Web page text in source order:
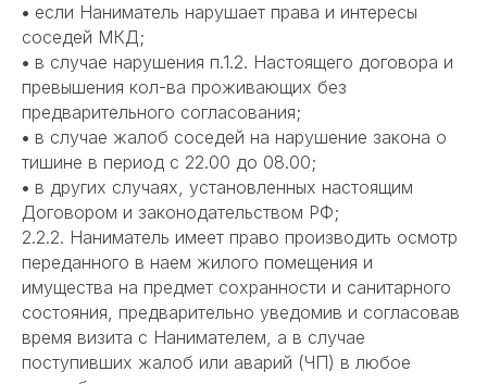
• если Наниматель нарушает права и интересы
соседей МКД;
• в случае нарушения п.1.2. Настоящего договора и
превышения кол-ва проживающих без
предварительного согласования;
• в случае жалоб соседей на нарушение закона о
тишине в период с 22.00 до 08.00;
• в других случаях, установленных настоящим
Договором и законодательством РФ;
2.2.2. Наниматель имеет право производить осмотр
переданного в наем жилого помещения и
имущества на предмет сохранности и санитарного
состояния, предварительно уведомив и согласовав
время визита с Нанимателем, а в случае
поступивших жалоб или аварий (ЧП) в любое